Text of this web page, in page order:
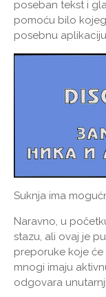
poseban tekst i
pomoću bilo
posebnu
Suknja ima
Naravno, u
stazu, ali ovaj je
preporuke koje će
mnogi imaju
odgovara